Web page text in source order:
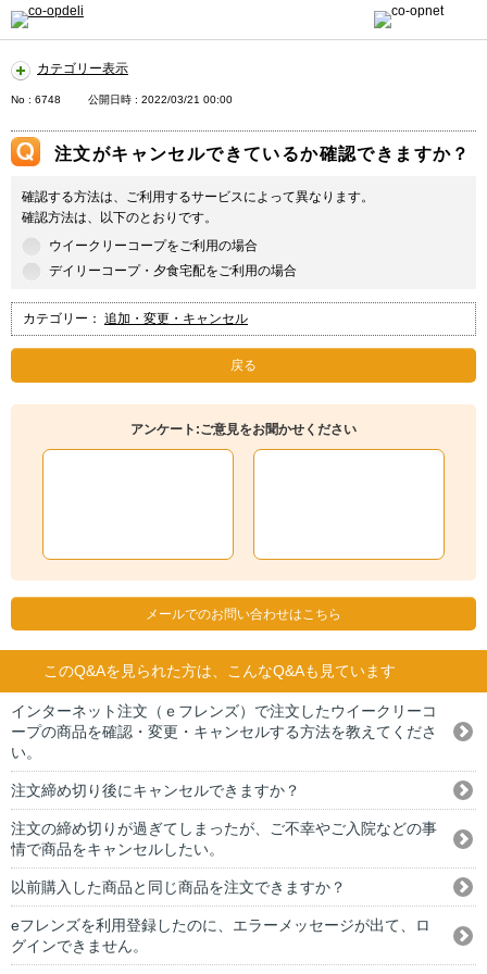
カテゴリー表示
No : 6748 公開日時 : 2022/03/21 00:00
注文がキャンセルできているか確認できますか？
確認する方法は、ご利用するサービスによって異なります。
確認方法は、以下のとおりです。
ウイークリーコープをご利用の場合
デイリーコープ・夕食宅配をご利用の場合
カテゴリー： 追加・変更・キャンセル
戻る
アンケート:ご意見をお聞かせください
メールでのお問い合わせはこちら
このQ&Aを見られた方は、こんなQ&Aも見ています
インターネット注文（ｅフレンズ）で注文したウイークリーコ
ープの商品を確認・変更・キャンセルする方法を教えてくださ
い。
注文締め切り後にキャンセルできますか？
注文の締め切りが過ぎてしまったが、ご不幸やご入院などの事
情で商品をキャンセルしたい。
以前購入した商品と同じ商品を注文できますか？
eフレンズを利用登録したのに、エラーメッセージが出て、ロ
グインできません。